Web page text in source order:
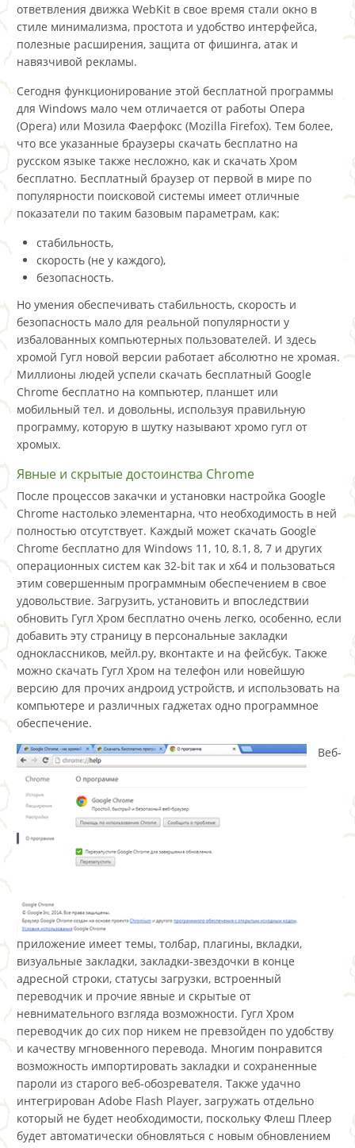
ответвления движка WebKit в свое время стали окно в
стиле минимализма, простота и удобство интерфейса,
полезные расширения, защита от фишинга, атак и
навязчивой рекламы.
Сегодня функционирование этой бесплатной программы
для Windows мало чем отличается от работы Опера
(Opera) или Мозила Фаерфокс (Mozilla Firefox). Тем более,
что все указанные браузеры скачать бесплатно на
русском языке также несложно, как и скачать Хром
бесплатно. Бесплатный браузер от первой в мире по
популярности поисковой системы имеет отличные
показатели по таким базовым параметрам, как:
стабильность,
скорость (не у каждого),
безопасность.
Но умения обеспечивать стабильность, скорость и
безопасность мало для реальной популярности у
избалованных компьютерных пользователей. И здесь
хромой Гугл новой версии работает абсолютно не хромая.
Миллионы людей успели скачать бесплатный Google
Chrome бесплатно на компьютер, планшет или
мобильный тел. и довольны, используя правильную
программу, которую в шутку называют хромо гугл от
хромых.
Явные и скрытые достоинства Chrome
После процессов закачки и установки настройка Google
Chrome настолько элементарна, что необходимость в ней
полностью отсутствует. Каждый может скачать Google
Chrome бесплатно для Windows 11, 10, 8.1, 8, 7 и других
операционных систем как 32-bit так и x64 и пользоваться
этим совершенным программным обеспечением в свое
удовольствие. Загрузить, установить и впоследствии
обновить Гугл Хром бесплатно очень легко, особенно, если
добавить эту страницу в персональные закладки
одноклассников, мейл.ру, вконтакте и на фейсбук. Также
можно скачать Гугл Хром на телефон или новейшую
версию для прочих андроид устройств, и использовать на
компьютере и различных гаджетах одно программное
обеспечение.
Веб-
приложение имеет темы, толбар, плагины, вкладки,
визуальные закладки, закладки-звездочки в конце
адресной строки, статусы загрузки, встроенный
переводчик и прочие явные и скрытые от
невнимательного взгляда возможности. Гугл Хром
переводчик до сих пор никем не превзойден по удобству
и качеству мгновенного перевода. Многим понравится
возможность импортировать закладки и сохраненные
пароли из старого веб-обозревателя. Также удачно
интегрирован Adobe Flash Player, загружать отдельно
который не будет необходимости, поскольку Флеш Плеер
будет автоматически обновляться с новым обновлением